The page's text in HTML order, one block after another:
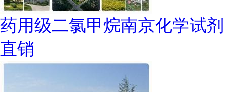
药用级二氯甲烷南京化学试剂
直销